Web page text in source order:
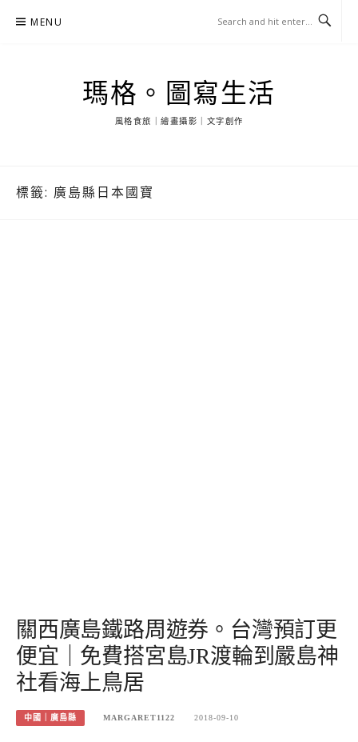
MENU
瑪格。圖寫生活
風格食旅｜繪畫攝影｜文字創作
標籤: 廣島縣日本國寶
關西廣島鐵路周遊券。台灣預訂更
便宜｜免費搭宮島JR渡輪到嚴島神
社看海上鳥居
中國｜廣島縣 MARGARET1122 2018-09-10